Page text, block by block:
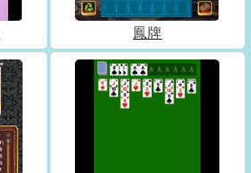
鳳牌